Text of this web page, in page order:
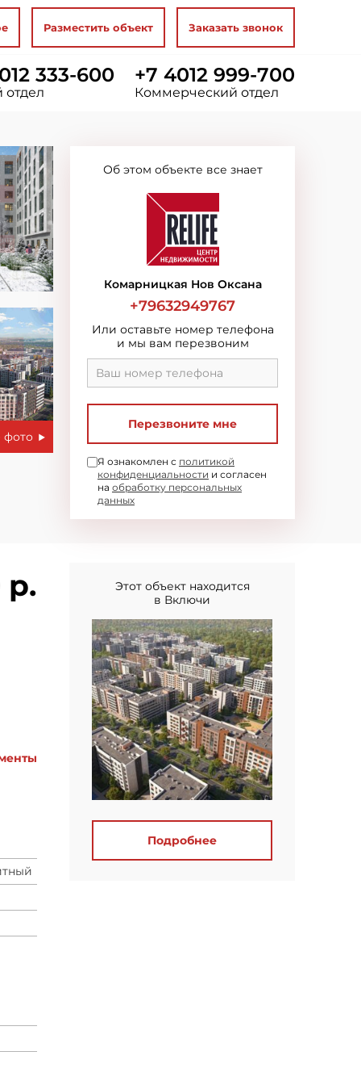
Разместить объект Заказать звонок
333-600 +7 4012 999-700
Коммерческий отдел
фото
Об этом объекте все знает
Комарницкая Нов Оксана
+79632949767
Или оставьте номер телефона
и мы вам перезвоним
Перезвоните мне
Я ознакомлен с политикой
конфиденциальности и согласен
на обработку персональных
данных
р.
Этот объект находится
в Включи
Подробнее